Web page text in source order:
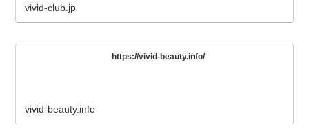
vivid-club.jp
https://vivid-beauty.info/
vivid-beauty.info